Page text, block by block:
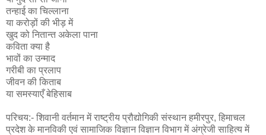
तन्हाई का चिल्लाना
या करोड़ों की भीड़ में
खुद को नितान्त अकेला पाना
कविता क्या है
भावों का उन्माद
गरीबी का प्रलाप
जीवन की किताब
या समस्याएँ बेहिसाब
परिचय:- शिवानी वर्तमान में राष्ट्रीय प्रौद्योगिकी संस्थान हमीरपुर, हिमाचल
प्रदेश के मानविकी एवं सामाजिक विज्ञान विज्ञान विभाग में अंग्रेजी साहित्य में